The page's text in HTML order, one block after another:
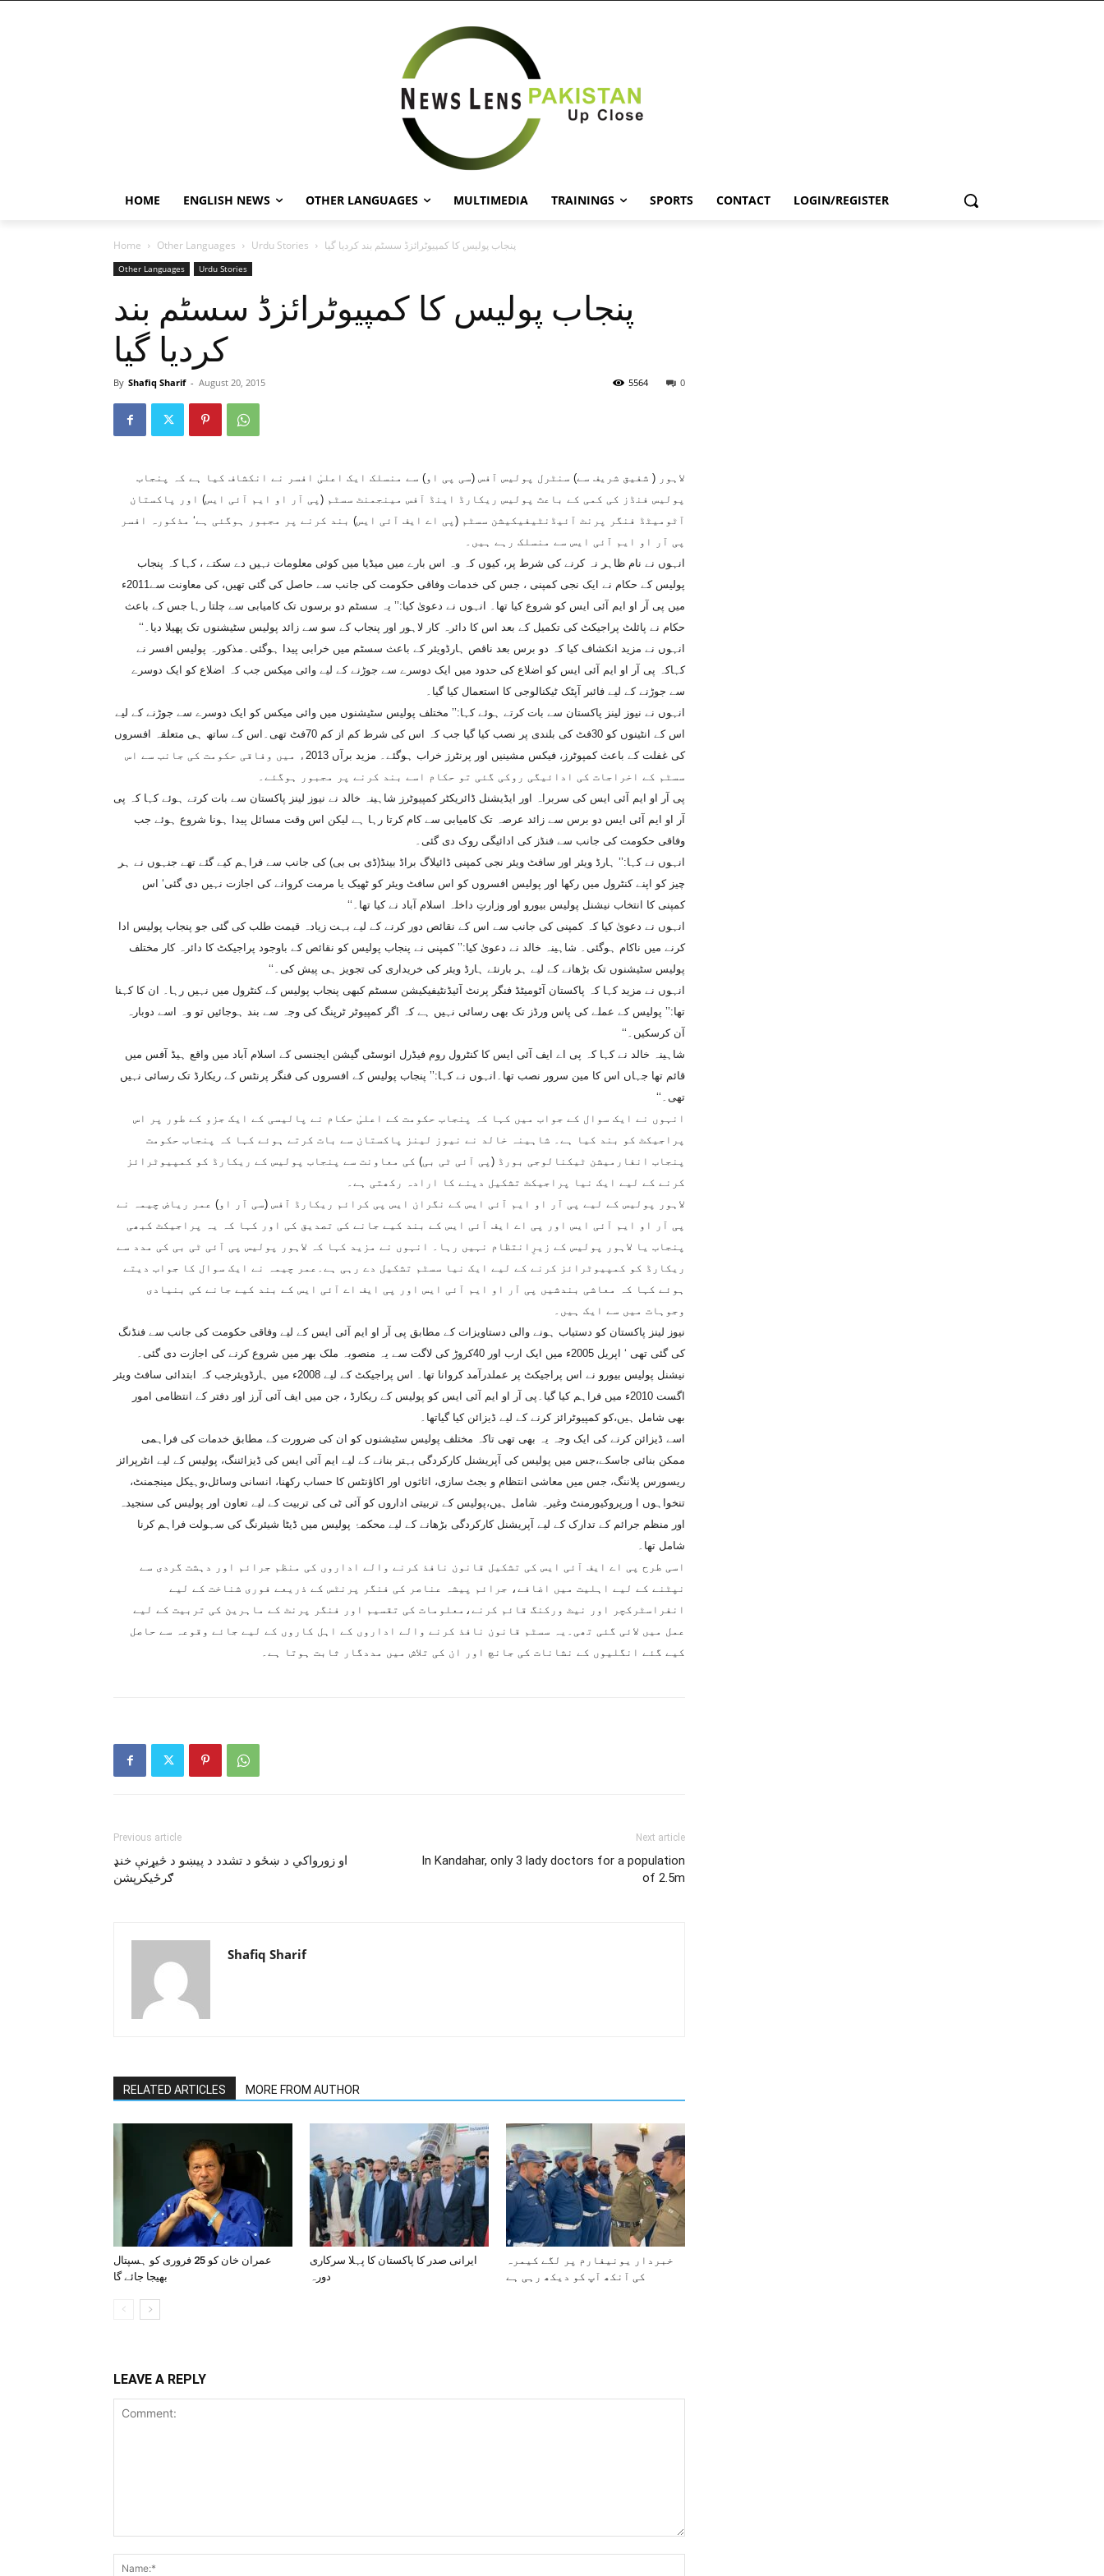
HOME ENGLISH NEWS OTHER LANGUAGES MULTIMEDIA TRAININGS SPORTS CONTACT LOGIN/REGISTER
Home Other Languages Urdu Stories پنجاب پولیس کا کمپیوٹرائزڈ سسٹم بند کردیا گیا
Other Languages Urdu Stories
پنجاب پولیس کا کمپیوٹرائزڈ سسٹم بند
کردیا گیا
By Shafiq Sharif - August 20, 2015 0
5564
لاہور ( شفیق شریف سے) سنٹرل پولیس آفس (سی پی او) سے منسلک ایک اعلیٰ افسر نے انکشاف کیا ہے کہ پنجاب
پولیس فنڈز کی کمی کے باعث پولیس ریکارڈ اینڈ آفس مینجمنٹ سسٹم (پی آر او ایم آئی ایس) اور پاکستان
آٹومیٹڈ فنگر پرنٹ آئیڈنٹیفیکیشن سسٹم (پی اے ایف آئی ایس) بند کرنے پر مجبور ہوگئی ہے‘ مذکورہ افسر
پی آر او ایم آئی ایس سے منسلک رہے ہیں۔
انہوں نے نام ظاہر نہ کرنے کی شرط پر، کیوں کہ وہ اس بارے میں میڈیا میں کوئی معلومات نہیں دے سکتے ، کہا کہ پنجاب
پولیس کے حکام نے ایک نجی کمپنی ، جس کی خدمات وفاقی حکومت کی جانب سے حاصل کی گئی تھیں، کی معاونت سے2011ء
میں پی آر او ایم آئی ایس کو شروع کیا تھا۔ انہوں نے دعویٰ کیا:’’ یہ سسٹم دو برسوں تک کامیابی سے چلتا رہا جس کے باعث
حکام نے پائلٹ پراجیکٹ کی تکمیل کے بعد اس کا دائرہ کار لاہور اور پنجاب کے سو سے زائد پولیس سٹیشنوں تک پھیلا دیا۔‘‘
انہوں نے مزید انکشاف کیا کہ دو برس بعد ناقص ہارڈویئر کے باعث سسٹم میں خرابی پیدا ہوگئی۔مذکورہ پولیس افسر نے
کہاکہ پی آر او ایم آئی ایس کو اضلاع کی حدود میں ایک دوسرے سے جوڑنے کے لیے وائی میکس جب کہ اضلاع کو ایک دوسرے
سے جوڑنے کے لیے فائبر آپٹک ٹیکنالوجی کا استعمال کیا گیا۔
انہوں نے نیوز لینز پاکستان سے بات کرتے ہوئے کہا:’’ مختلف پولیس سٹیشنوں میں وائی میکس کو ایک دوسرے سے جوڑنے کے لیے
اس کے انٹینوں کو 30فٹ کی بلندی پر نصب کیا گیا جب کہ اس کی شرط کم از کم 70فٹ تھی۔اس کے ساتھ ہی متعلقہ افسروں
کی غفلت کے باعث کمپوٹرز، فیکس مشینیں اور پرنٹرز خراب ہوگئے۔ مزید برآں 2013ء میں وفاقی حکومت کی جانب سے اس
سسٹم کے اخراجات کی ادائیگی روکی گئی تو حکام اسے بند کرنے پر مجبور ہوگئے۔
پی آر او ایم آئی ایس کی سربراہ اور ایڈیشنل ڈائریکٹر کمپیوٹرز شاہینہ خالد نے نیوز لینز پاکستان سے بات کرتے ہوئے کہا کہ پی
آر او ایم آئی ایس دو برس سے زائد عرصہ تک کامیابی سے کام کرتا رہا ہے لیکن اس وقت مسائل پیدا ہونا شروع ہوئے جب
وفاقی حکومت کی جانب سے فنڈز کی ادائیگی روک دی گئی۔
انہوں نے کہا:’’ ہارڈ ویئر اور سافٹ ویئر نجی کمپنی ڈائیلاگ براڈ بینڈ(ڈی بی بی) کی جانب سے فراہم کیے گئے تھے جنہوں نے ہر
چیز کو اپنے کنٹرول میں رکھا اور پولیس افسروں کو اس سافٹ ویئر کو ٹھیک یا مرمت کروانے کی اجازت نہیں دی گئی‘ اس
کمپنی کا انتخاب نیشنل پولیس بیورو اور وزارتِ داخلہ اسلام آباد نے کیا تھا۔‘‘
انہوں نے دعویٰ کیا کہ کمپنی کی جانب سے اس کے نقائص دور کرنے کے لیے بہت زیادہ قیمت طلب کی گئی جو پنجاب پولیس ادا
کرنے میں ناکام ہوگئی۔ شاہینہ خالد نے دعویٰ کیا:’’ کمپنی نے پنجاب پولیس کو نقائص کے باوجود پراجیکٹ کا دائرہ کار مختلف
پولیس سٹیشنوں تک بڑھانے کے لیے ہر بارنئے ہارڈ ویئر کی خریداری کی تجویز ہی پیش کی۔‘‘
انہوں نے مزید کہا کہ پاکستان آٹومیٹڈ فنگر پرنٹ آئیڈنٹیفیکیشن سسٹم کبھی پنجاب پولیس کے کنٹرول میں نہیں رہا۔ ان کا کہنا
تھا:’’ پولیس کے عملے کی پاس ورڈز تک بھی رسائی نہیں ہے کہ اگر کمپیوٹر ٹرپنگ کی وجہ سے بند ہوجائیں تو وہ اسے دوبارہ
آن کرسکیں۔‘‘
شاہینہ خالد نے کہا کہ پی اے ایف آئی ایس کا کنٹرول روم فیڈرل انوسٹی گیشن ایجنسی کے اسلام آباد میں واقع ہیڈ آفس میں
قائم تھا جہاں اس کا مین سرور نصب تھا۔انہوں نے کہا:’’ پنجاب پولیس کے افسروں کی فنگر پرنٹس کے ریکارڈ تک رسائی نہیں
تھی۔‘‘
انہوں نے ایک سوال کے جواب میں کہا کہ پنجاب حکومت کے اعلیٰ حکام نے پالیسی کے ایک جزو کے طور پر اس
پراجیکٹ کو بند کیا ہے۔ شاہینہ خالد نے نیوز لینز پاکستان سے بات کرتے ہوئے کہا کہ پنجاب حکومت
پنجاب انفارمیشن ٹیکنالوجی بورڈ (پی آئی ٹی بی) کی معاونت سے پنجاب پولیس کے ریکارڈ کو کمپیوٹرائز
کرنے کے لیے ایک نیا پراجیکٹ تشکیل دینے کا ارادہ رکھتی ہے۔
لاہور پولیس کے لیے پی آر او ایم آئی ایس کے نگران ایس پی کرائم ریکارڈ آفس (سی آر او) عمر ریاض چیمہ نے
پی آر او ایم آئی ایس اور پی اے ایف آئی ایس کے بند کیے جانے کی تصدیق کی اور کہا کہ یہ پراجیکٹ کبھی
پنجاب یا لاہور پولیس کے زیرِانتظام نہیں رہا۔ انہوں نے مزید کہا کہ لاہور پولیس پی آئی ٹی بی کی مدد سے
ریکارڈ کو کمپیوٹرائز کرنے کے لیے ایک نیا سسٹم تشکیل دے رہی ہے۔عمر چیمہ نے ایک سوال کا جواب دیتے
ہوئے کہا کہ معاشی بندشیں پی آر او ایم آئی ایس اور پی ایف اے آئی ایس کے بند کیے جانے کی بنیادی
وجوہات میں سے ایک ہیں۔
نیوز لینز پاکستان کو دستیاب ہونے والی دستاویزات کے مطابق پی آر او ایم آئی ایس کے لیے وفاقی حکومت کی جانب سے فنڈنگ
کی گئی تھی ‘ اپریل 2005ء میں ایک ارب اور 40کروڑ کی لاگت سے یہ منصوبہ ملک بھر میں شروع کرنے کی اجازت دی گئی۔
نیشنل پولیس بیورو نے اس پراجیکٹ پر عملدرآمد کروانا تھا۔ اس پراجیکٹ کے لیے 2008ء میں ہارڈویئرجب کہ ابتدائی سافٹ ویئر
اگست 2010ء میں فراہم کیا گیا۔پی آر او ایم آئی ایس کو پولیس کے ریکارڈ ، جن میں ایف آئی آرز اور دفتر کے انتظامی امور
بھی شامل ہیں،کو کمپیوٹرائز کرنے کے لیے ڈیزائن کیا گیاتھا۔
اسے ڈیزائن کرنے کی ایک وجہ یہ بھی تھی تاکہ مختلف پولیس سٹیشنوں کو ان کی ضرورت کے مطابق خدمات کی فراہمی
ممکن بنائی جاسکے،جس میں پولیس کی آپریشنل کارکردگی بہتر بنانے کے لیے ایم آئی ایس کی ڈیزائننگ، پولیس کے لیے انٹرپرائز
ریسورس پلاننگ، جس میں معاشی انتظام و بجٹ سازی، اثاثوں اور اکاؤنٹس کا حساب رکھنا، انسانی وسائل،وہیکل مینجمنٹ،
تنخواہوں ا ورپروکیورمنٹ وغیرہ شامل ہیں،پولیس کے تربیتی اداروں کو آئی ٹی کی تربیت کے لیے تعاون اور پولیس کی سنجیدہ
اور منظم جرائم کے تدارک کے لیے آپریشنل کارکردگی بڑھانے کے لیے محکمۂ پولیس میں ڈیٹا شیئرنگ کی سہولت فراہم کرنا
شامل تھا۔
اسی طرح پی اے ایف آئی ایس کی تشکیل قانون نافذ کرنے والے اداروں کی منظم جرائم اور دہشت گردی سے
نپٹنے کے لیے اہلیت میں اضافے، جرائم پیشہ عناصر کی فنگر پرنٹس کے ذریعے فوری شناخت کے لیے
انفراسٹرکچر اور نیٹ ورکنگ قائم کرنے،معلومات کی تقسیم اور فنگر پرنٹ کے ماہرین کی تربیت کے لیے
عمل میں لائی گئی تھی۔یہ سسٹم قانون نافذ کرنے والے اداروں کے اہل کاروں کے لیے جائے وقوعہ سے حاصل
کیے گئے انگلیوں کے نشانات کی جانچ اور ان کی تلاش میں مددگار ثابت ہوتا ہے۔
Previous article
او زورواکي د ښځو د تشدد د پيښو د څيړنې خنډ
ګرځيکرپشن
Next article
In Kandahar, only 3 lady doctors for a population
of 2.5m
Shafiq Sharif
RELATED ARTICLES MORE FROM AUTHOR
عمران خان کو 25 فروری کو ہسپتال
بھیجا جائے گا
ایرانی صدر کا پاکستان کا پہلا سرکاری
دورہ
خبردار یونیفارم پر لگے کیمرہ
کی آنکھ آپ کو دیکھ رہی ہے
LEAVE A REPLY